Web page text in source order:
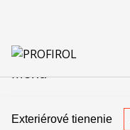
777 071
Menu
Exteriérové tienenie